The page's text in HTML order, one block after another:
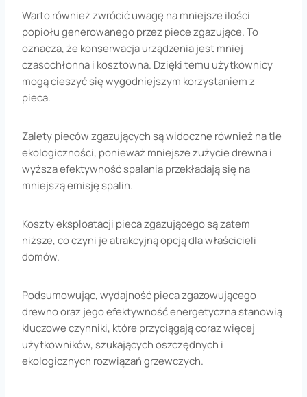
Warto również zwrócić uwagę na mniejsze ilości
popiołu generowanego przez piece zgazujące. To
oznacza, że konserwacja urządzenia jest mniej
czasochłonna i kosztowna. Dzięki temu użytkownicy
mogą cieszyć się wygodniejszym korzystaniem z
pieca.
Zalety pieców zgazujących są widoczne również na tle
ekologiczności, ponieważ mniejsze zużycie drewna i
wyższa efektywność spalania przekładają się na
mniejszą emisję spalin.
Koszty eksploatacji pieca zgazującego są zatem
niższe, co czyni je atrakcyjną opcją dla właścicieli
domów.
Podsumowując, wydajność pieca zgazowującego
drewno oraz jego efektywność energetyczna stanowią
kluczowe czynniki, które przyciągają coraz więcej
użytkowników, szukających oszczędnych i
ekologicznych rozwiązań grzewczych.